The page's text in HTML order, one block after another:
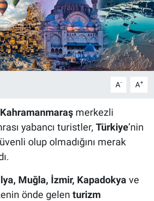
A- A+
Kahramanmaraş merkezli
yabancı turistler, Türkiye’nin
olup olmadığını merak
Muğla, İzmir, Kapadokya ve
önde gelen turizm